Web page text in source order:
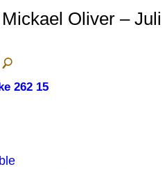
Oliver –
262 15